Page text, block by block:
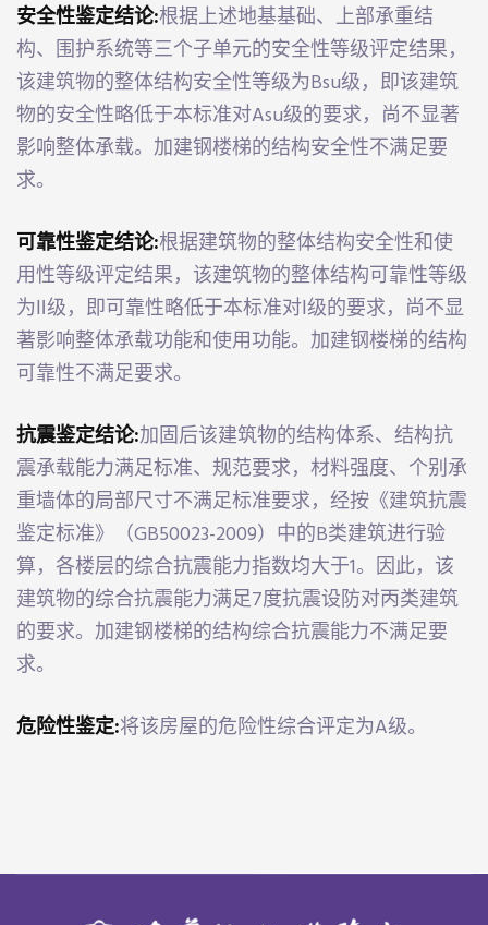
安全性鉴定结论:根据上述地基基础、上部承重结
构、围护系统等三个子单元的安全性等级评定结果，
该建筑物的整体结构安全性等级为Bsu级，即该建筑
物的安全性略低于本标准对Asu级的要求，尚不显著
影响整体承载。加建钢楼梯的结构安全性不满足要
求。
可靠性鉴定结论:根据建筑物的整体结构安全性和使
用性等级评定结果，该建筑物的整体结构可靠性等级
为Ⅱ级，即可靠性略低于本标准对Ⅰ级的要求，尚不显
著影响整体承载功能和使用功能。加建钢楼梯的结构
可靠性不满足要求。
抗震鉴定结论:加固后该建筑物的结构体系、结构抗
震承载能力满足标准、规范要求，材料强度、个别承
重墙体的局部尺寸不满足标准要求，经按《建筑抗震
鉴定标准》（GB50023-2009）中的B类建筑进行验
算，各楼层的综合抗震能力指数均大于1。因此，该
建筑物的综合抗震能力满足7度抗震设防对丙类建筑
的要求。加建钢楼梯的结构综合抗震能力不满足要
求。
危险性鉴定:将该房屋的危险性综合评定为A级。